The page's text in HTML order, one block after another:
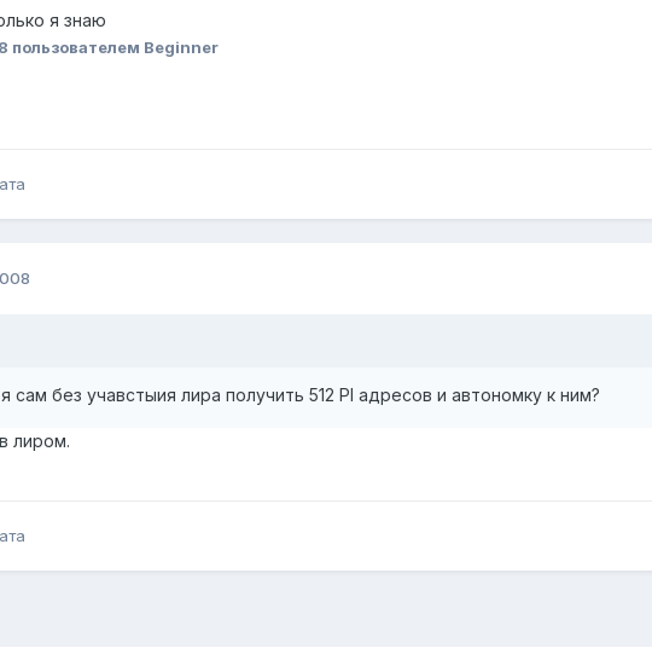
я знаю
пользователем Beginner
сам без учавстыия лира получить 512 PI адресов и автономку к ним?
лиром.